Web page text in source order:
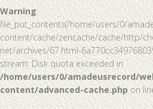
Warning:
file_put_contents(/home/users/0/
content/cache/zencache/cache/http/
net/archives/67.html-
stream: Disk quota exceeded in
/home/users/0/amadeusrecord/
content/advanced-cache.phpon